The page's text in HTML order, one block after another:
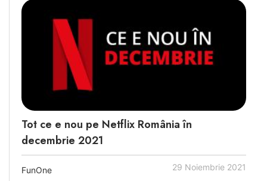
Tot ce e nou pe Netflix România în
decembrie 2021
FunOne 29 Noiembrie 2021